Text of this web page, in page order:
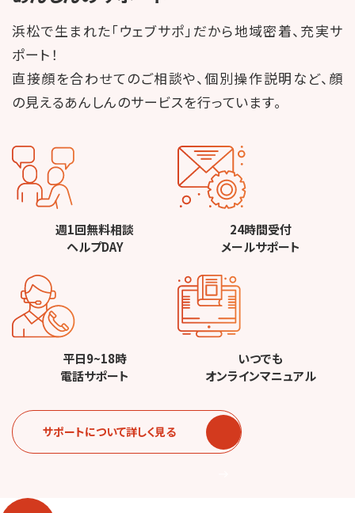
浜松で生まれた「ウェブサポ」だから地域密着、充実サ
ポート！
直接顔を合わせてのご相談や、個別操作説明など、顔
の見えるあんしんのサービスを行っています。
週1回無料相談
ヘルプDAY
24時間受付
メールサポート
平日9~18時
電話サポート
いつでも
オンラインマニュアル
サポートについて詳しく見る